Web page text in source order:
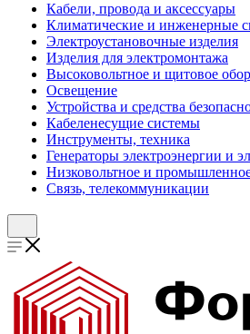
Кабели, провода и аксессуары
Климатические и инженерные
Электроустановочные изделия
Изделия для электромонтажа
Высоковольтное и щитовое
Освещение
Устройства и средства
Кабеленесущие системы
Инструменты, техника
Генераторы электроэнергии и
Низковольтное и
Связь, телекоммуникации